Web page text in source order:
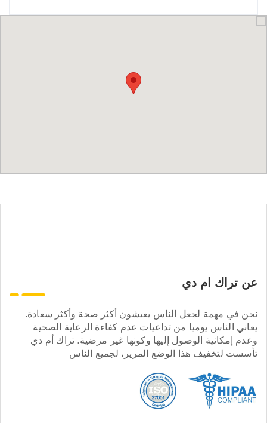
عن تراك ام دي
نحن في مهمة لجعل الناس يعيشون أكثر صحة وأكثر سعادة.
يعاني الناس يوميا من تداعيات عدم كفاءة الرعاية الصحية
وعدم إمكانية الوصول إليها وكونها غير مرضية. تراك أم دي
تأسست لتخفيف هذا الوضع المرير، لجميع الناس